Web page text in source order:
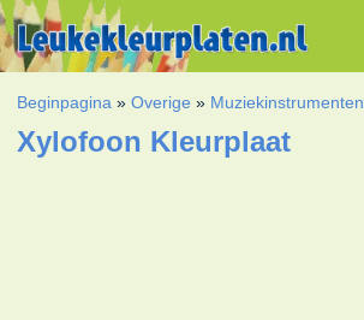
Beginpagina »Overige » Muziekinstrumenten
Xylofoon Kleurplaat